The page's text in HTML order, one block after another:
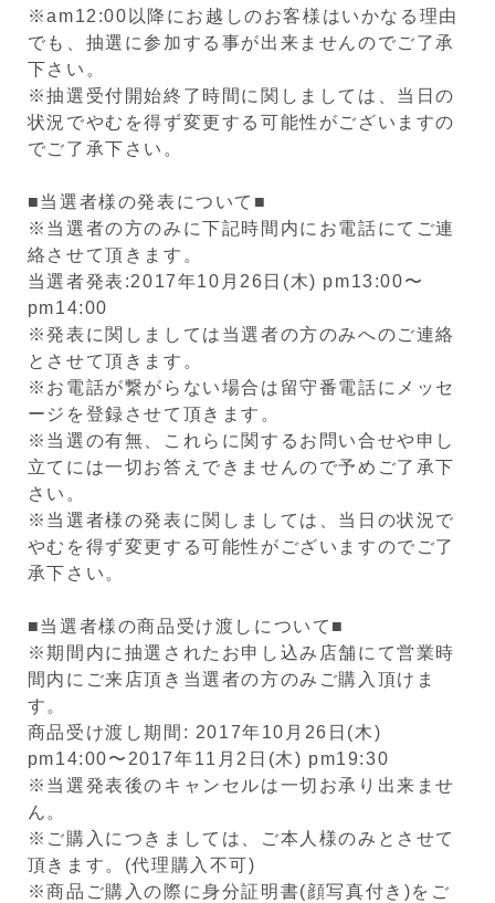
※am12:00以降にお越しのお客様はいかなる理由
でも、抽選に参加する事が出来ませんのでご了承
下さい。
※抽選受付開始終了時間に関しましては、当日の
状況でやむを得ず変更する可能性がございますの
でご了承下さい。
■当選者様の発表について■
※当選者の方のみに下記時間内にお電話にてご連
絡させて頂きます。
当選者発表:2017年10月26日(木) pm13:00〜
pm14:00
※発表に関しましては当選者の方のみへのご連絡
とさせて頂きます。
※お電話が繋がらない場合は留守番電話にメッセ
ージを登録させて頂きます。
※当選の有無、これらに関するお問い合せや申し
立てには一切お答えできませんので予めご了承下
さい。
※当選者様の発表に関しましては、当日の状況で
やむを得ず変更する可能性がございますのでご了
承下さい。
■当選者様の商品受け渡しについて■
※期間内に抽選されたお申し込み店舗にて営業時
間内にご来店頂き当選者の方のみご購入頂けま
す。
商品受け渡し期間: 2017年10月26日(木)
pm14:00〜2017年11月2日(木) pm19:30
※当選発表後のキャンセルは一切お承り出来ませ
ん。
※ご購入につきましては、ご本人様のみとさせて
頂きます。(代理購入不可)
※商品ご購入の際に身分証明書(顔写真付き)をご